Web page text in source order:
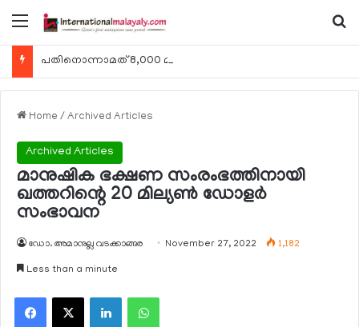
Menu
Home / Archived Articles
Archived Articles
മാനുഷിക ഭക്ഷണ സംരംഭത്തിനായി
ഖത്തറിന്റെ 20 മില്യണ്‍ ഡോളര്‍
സംഭാവന
ഡോ. അമാനുല്ല വടക്കാങ്ങര November 27, 2022 1,182
Less than a minute
Facebook
X LinkedInWhatsApp